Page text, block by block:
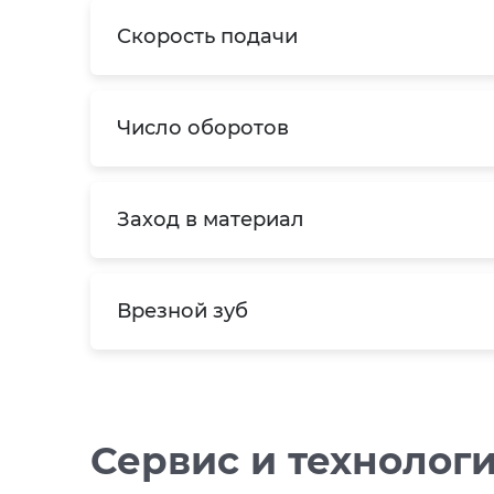
Скорость подачи
Число оборотов
Заход в материал
Врезной зуб
Сервис и